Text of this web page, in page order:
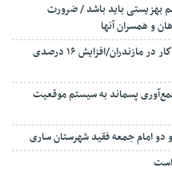
بهزیستی باید باشد / ضرورت
و همسران آنها
کاهش ۳۴ درصدی تلفات ناشی از حوادث كار در مازندران/افزایش ۱۶ درصدی
و جمع‌آوری پسماند به سیستم موقعیت